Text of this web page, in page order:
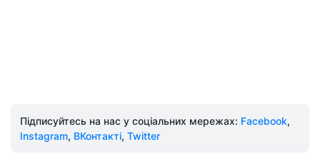
Підписуйтесь на нас у соціальних мережах: Facebook,
Instagram, ВКонтакті, Twitter